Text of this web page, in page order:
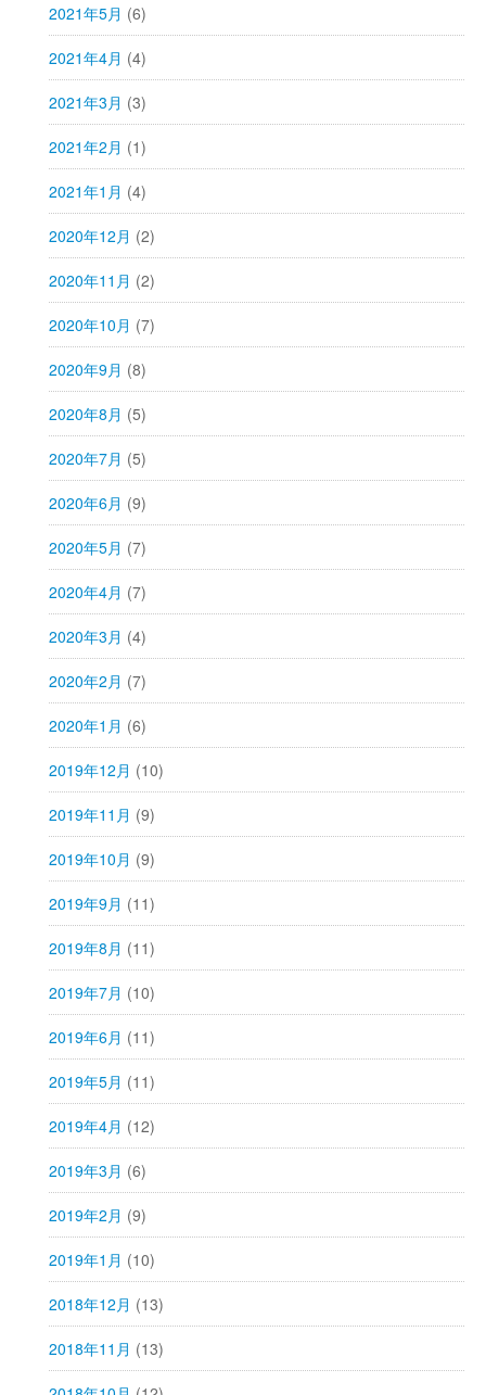
2021年5月 (6)
2021年4月 (4)
2021年3月 (3)
2021年2月 (1)
2021年1月 (4)
2020年12月 (2)
2020年11月 (2)
2020年10月 (7)
2020年9月 (8)
2020年8月 (5)
2020年7月 (5)
2020年6月 (9)
2020年5月 (7)
2020年4月 (7)
2020年3月 (4)
2020年2月 (7)
2020年1月 (6)
2019年12月 (10)
2019年11月 (9)
2019年10月 (9)
2019年9月 (11)
2019年8月 (11)
2019年7月 (10)
2019年6月 (11)
2019年5月 (11)
2019年4月 (12)
2019年3月 (6)
2019年2月 (9)
2019年1月 (10)
2018年12月 (13)
2018年11月 (13)